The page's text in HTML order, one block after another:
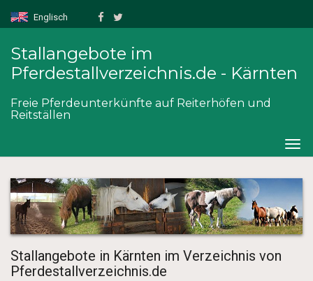
Englisch
Stallangebote im
Pferdestallverzeichnis.de - Kärnten
Freie Pferdeunterkünfte auf Reiterhöfen und
Reitställen
Stallangebote in Kärnten im Verzeichnis von
Pferdestallverzeichnis.de